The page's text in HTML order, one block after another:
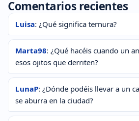
Comentarios recientes
Luisa: ¿Qué significa ternura?
Marta98: ¿Qué hacéis cuando un
esos ojitos que derriten?
LunaP: ¿Dónde podéis llevar a un
se aburra en la ciudad?